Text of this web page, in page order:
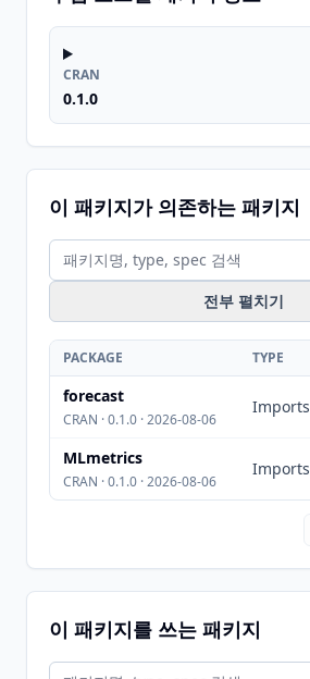
CRAN
0.1.0
이 패키지가 의존하는 패키지
전부 펼치기
PACKAGE TYPE
forecast
CRAN · 0.1.0 · 2026-08-06
Imports
MLmetrics
CRAN · 0.1.0 · 2026-08-06
Imports
이 패키지를 쓰는 패키지